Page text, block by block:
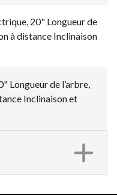
20" Longueur de
à distance Inclinaison
Longueur de l’arbre,
Inclinaison et